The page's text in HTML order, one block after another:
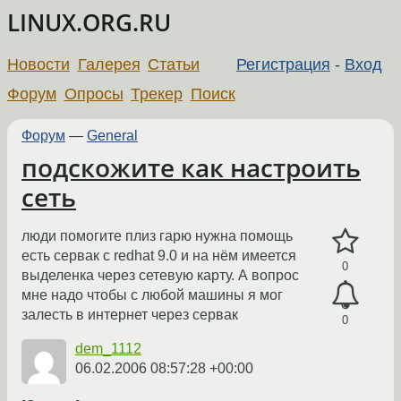
LINUX.ORG.RU
Регистрация - Вход
Новости Галерея Статьи
Форум Опросы Трекер Поиск
Форум — General
подскожите как настроить
сеть
0
0
люди помогите плиз гарю нужна помощь
есть сервак с redhat 9.0 и на нём имеется
выделенка через сетевую карту. А вопрос
мне надо чтобы с любой машины я мог
залесть в интернет через сервак
dem_1112
06.02.2006 08:57:28 +00:00